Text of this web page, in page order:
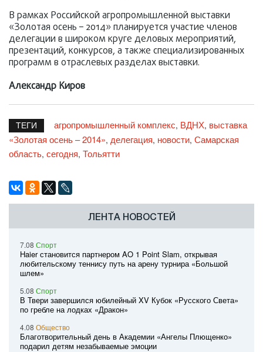
В рамках Российской агропромышленной выставки
«Золотая осень – 2014» планируется участие членов
делегации в широком круге деловых мероприятий,
презентаций, конкурсов, а также специализированных
программ в отраслевых разделах выставки.
Александр Киров
ТЕГИ агропромышленный комплекс, ВДНХ, выставка
«Золотая осень – 2014», делегация, новости, Самарская
область, сегодня, Тольятти
ЛЕНТА НОВОСТЕЙ
7.08 Спорт
Haier становится партнером AO 1 Point Slam, открывая
любительскому теннису путь на арену турнира «Большой
шлем»
5.08 Спорт
В Твери завершился юбилейный XV Кубок «Русского Света»
по гребле на лодках «Дракон»
4.08 Общество
Благотворительный день в Академии «Ангелы Плющенко»
подарил детям незабываемые эмоции